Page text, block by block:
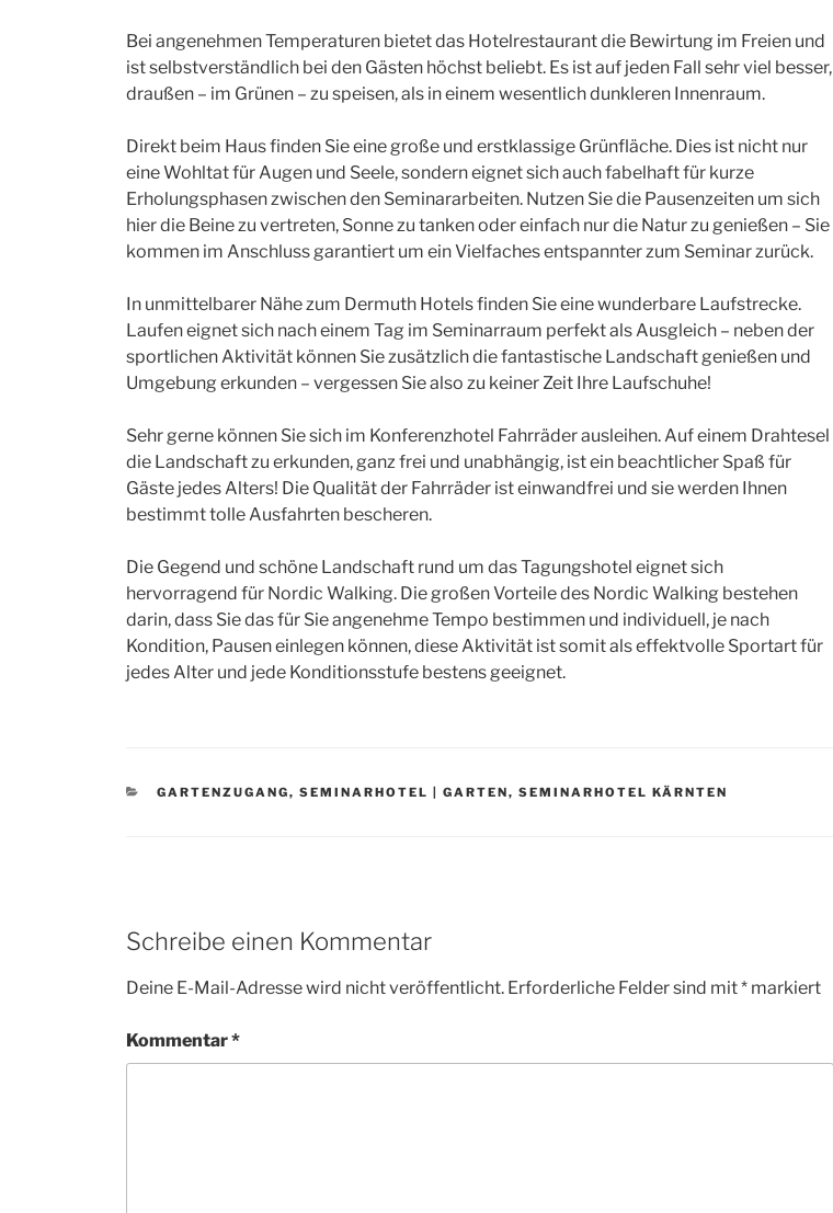
Bei angenehmen Temperaturen bietet das Hotelrestaurant die Bewirtung im Freien und
ist selbstverständlich bei den Gästen höchst beliebt. Es ist auf jeden Fall sehr viel besser,
draußen – im Grünen – zu speisen, als in einem wesentlich dunkleren Innenraum.
Direkt beim Haus finden Sie eine große und erstklassige Grünfläche. Dies ist nicht nur
eine Wohltat für Augen und Seele, sondern eignet sich auch fabelhaft für kurze
Erholungsphasen zwischen den Seminararbeiten. Nutzen Sie die Pausenzeiten um sich
hier die Beine zu vertreten, Sonne zu tanken oder einfach nur die Natur zu genießen – Sie
kommen im Anschluss garantiert um ein Vielfaches entspannter zum Seminar zurück.
In unmittelbarer Nähe zum Dermuth Hotels finden Sie eine wunderbare Laufstrecke.
Laufen eignet sich nach einem Tag im Seminarraum perfekt als Ausgleich – neben der
sportlichen Aktivität können Sie zusätzlich die fantastische Landschaft genießen und
Umgebung erkunden – vergessen Sie also zu keiner Zeit Ihre Laufschuhe!
Sehr gerne können Sie sich im Konferenzhotel Fahrräder ausleihen. Auf einem Drahtesel
die Landschaft zu erkunden, ganz frei und unabhängig, ist ein beachtlicher Spaß für
Gäste jedes Alters! Die Qualität der Fahrräder ist einwandfrei und sie werden Ihnen
bestimmt tolle Ausfahrten bescheren.
Die Gegend und schöne Landschaft rund um das Tagungshotel eignet sich
hervorragend für Nordic Walking. Die großen Vorteile des Nordic Walking bestehen
darin, dass Sie das für Sie angenehme Tempo bestimmen und individuell, je nach
Kondition, Pausen einlegen können, diese Aktivität ist somit als effektvolle Sportart für
jedes Alter und jede Konditionsstufe bestens geeignet.
CATEGORIES
GARTENZUGANG, SEMINARHOTEL | GARTEN, SEMINARHOTEL KÄRNTEN
Schreibe einen Kommentar
Deine E-Mail-Adresse wird nicht veröffentlicht. Erforderliche Felder sind mit* markiert
Kommentar*